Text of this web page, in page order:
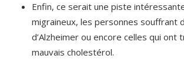
Enfin, ce serait une piste
migraineux, les personnes souffrant
d’Alzheimer ou encore celles qui ont
mauvais cholestérol.